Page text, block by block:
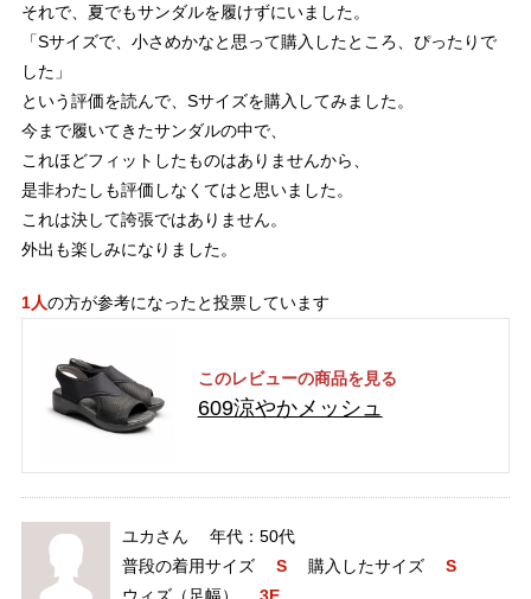
それで、夏でもサンダルを履けずにいました。
「Sサイズで、小さめかなと思って購入したところ、ぴったりで
した」
という評価を読んで、Sサイズを購入してみました。
今まで履いてきたサンダルの中で、
これほどフィットしたものはありませんから、
是非わたしも評価しなくてはと思いました。
これは決して誇張ではありません。
外出も楽しみになりました。
1人の方が参考になったと投票しています
このレビューの商品を見る
609涼やかメッシュ
ユカさん
50代
普段の着用サイズ
S 購入したサイズ
S
ウィズ（足幅）
3E